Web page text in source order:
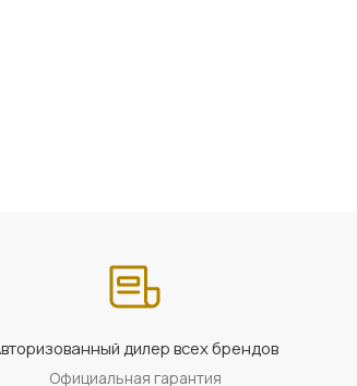
дилер всех брендов
Официальная гарантия